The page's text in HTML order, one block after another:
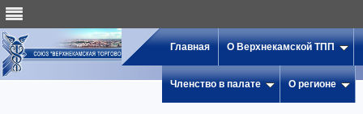
Главная О Верхнекамской ТПП
Членство в палате О регионе